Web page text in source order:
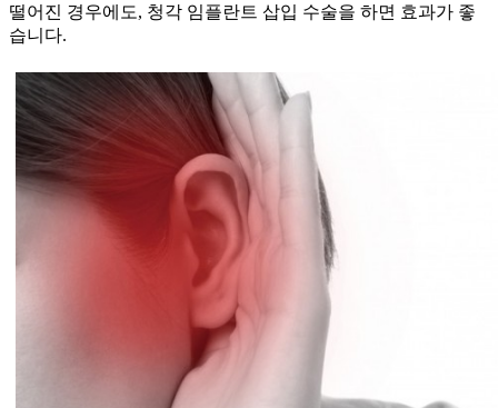
떨어진 경우에도, 청각 임플란트 삽입 수술을 하면 효과가 좋
습니다.